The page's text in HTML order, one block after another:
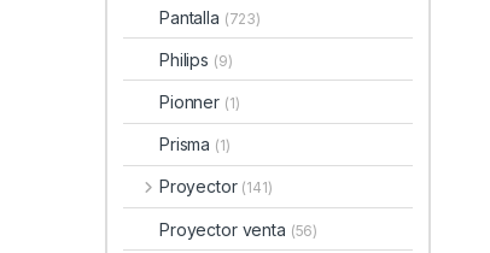
Pantalla (723)
Philips (9)
Pionner (1)
Prisma (1)
Proyector (141)
Proyector venta (56)